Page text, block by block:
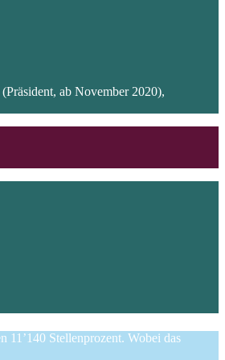
ab November 2020),
11’140 Stellenprozent. Wobei das